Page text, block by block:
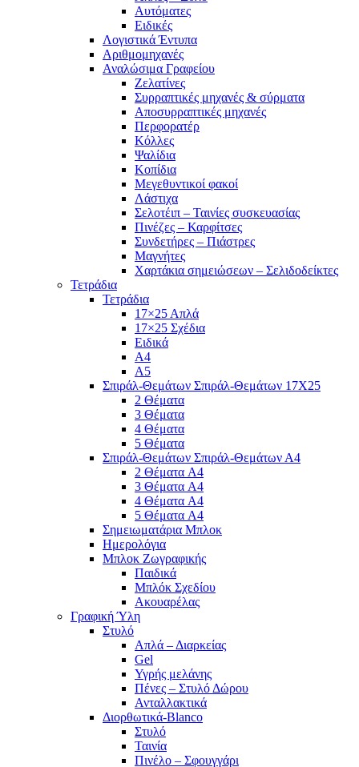
Αυτόματες
Ειδικές
Λογιστικά Έντυπα
Αριθμομηχανές
Αναλώσιμα Γραφείου
Ζελατίνες
Συρραπτικές μηχανές & σύρματα
Αποσυρραπτικές μηχανές
Περφορατέρ
Κόλλες
Ψαλίδια
Κοπίδια
Μεγεθυντικοί φακοί
Λάστιχα
Σελοτέιπ – Ταινίες συσκευασίας
Πινέζες – Καρφίτσες
Συνδετήρες – Πιάστρες
Μαγνήτες
Χαρτάκια σημειώσεων – Σελιδοδείκτες
Τετράδια
Τετράδια
17×25 Απλά
17×25 Σχέδια
Ειδικά
Α4
Α5
Σπιράλ-Θεμάτων Σπιράλ-Θεμάτων 17Χ25
2 Θέματα
3 Θέματα
4 Θέματα
5 Θέματα
Σπιράλ-Θεμάτων Σπιράλ-Θεμάτων Α4
2 Θέματα A4
3 Θέματα A4
4 Θέματα A4
5 Θέματα A4
Σημειωματάρια Μπλοκ
Ημερολόγια
Μπλοκ Ζωγραφικής
Παιδικά
Μπλόκ Σχεδίου
Ακουαρέλας
Γραφική Ύλη
Στυλό
Απλά – Διαρκείας
Gel
Υγρής μελάνης
Πένες – Στυλό Δώρου
Ανταλλακτικά
Διορθωτικά-Blanco
Στυλό
Ταινία
Πινέλο – Σφουγγάρι